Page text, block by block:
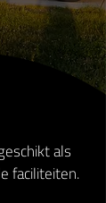
als
faciliteiten.